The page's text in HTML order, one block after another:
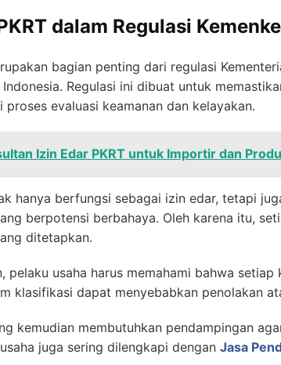
dalam Regulasi
bagian penting dari regulasi
Regulasi ini dibuat untuk
evaluasi keamanan dan kelayakan.
Izin Edar PKRT untuk Importir dan
hanya berfungsi sebagai izin edar, tetapi
berpotensi berbahaya. Oleh karena itu,
ditetapkan.
pelaku usaha harus memahami bahwa
klasifikasi dapat menyebabkan penolakan
kemudian membutuhkan pendampingan
juga sering dilengkapi dengan Jasa